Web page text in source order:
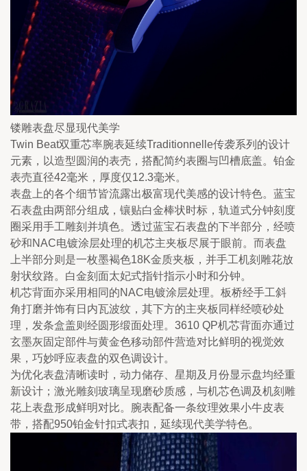
镂雕表盘尽显现代美学
Twin Beat双重芯率腕表延续Traditionnelle传袭系列的设计
元素，以造型圆润的表壳，搭配简约表圈与凹槽底盖。铂金
表売直径42毫米，厚度仅12.3毫米。
表盘上的各个细节皆流露出极富现代美感的设计特色。蓝宝
石表盘由两部分组成，镶贴白金棒状时标，轨道式分钟刻度
圈采用手工雕刻并填色。透过蓝宝石表盘的下半部分，经喷
砂和NAC电镀涂层处理的机芯主夹板尽展于眼前。而表盘
上半部分则是一枚墨褐色18K金质夹板，并手工机刻雕花放
射状纹路。白金刻面太妃式指针指示小时和分钟。
机芯背面亦采用相同的NAC电镀涂层处理。板桥经手工斜
角打磨并饰有日内瓦波纹，其下方的主夹板同样经喷砂处
理，发条盒盖则经圆形缎面处理。3610 QP机芯背面亦通过
玄墨灰固定部件与黄金色移动部件营造对比鲜明的视觉效
果，巧妙呼应表盘的双色调设计。
为优化表盘清晰读时，动力储存、星期及月份显示盘均经重
新设计；激光雕刻玻璃呈现磨砂质感，与机芯色调及机刻雕
花上表盘形成鲜明对比。腕表配备一条纹理效果小牛皮表
带，搭配950铂金针扣式表扣，延续现代美学特色。